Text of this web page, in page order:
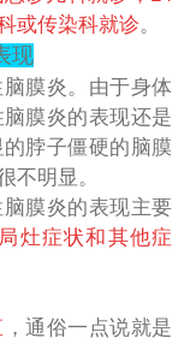
或传染科就诊。
现
膜炎。由于身体
膜炎的表现还是
脖子僵硬的脑膜
不明显。
膜炎的表现主要
灶症状和其他症
，通俗一点说就是